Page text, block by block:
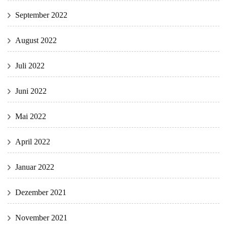
September 2022
August 2022
Juli 2022
Juni 2022
Mai 2022
April 2022
Januar 2022
Dezember 2021
November 2021